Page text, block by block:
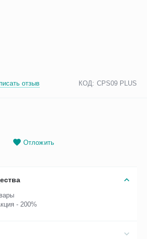
отзыв КОД: CPS09 PLUS
Отложить
- 200%